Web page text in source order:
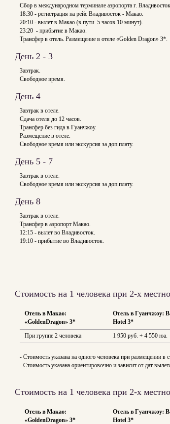
Сбор в международном терминале аэропорта г.
18:30 - регистрация на рейс Владивосток - Макао.
20:10 - вылет в Макао (в пути 5 часов 10 минут).
23:20 - прибытие в Макао.
Трансфер в отель. Размещение в отеле «Golden Dragon» 3*.
День 2 - 3
Завтрак.
Свободное время.
День 4
Завтрак в отеле.
Сдача отеля до 12 часов.
Трансфер без гида в Гуанчжоу.
Размещение в отеле.
Свободное время или экскурсия за доп.плату.
День 5 - 7
Завтрак в отеле.
Свободное время или экскурсия за доп.плату.
День 8
Завтрак в отеле.
Трансфер в аэропорт Макао.
12:15 - вылет во Владивосток.
19:10 - прибытие во Владивосток.
Стоимость на 1 человека при 2-х
Отель в Макао:
«GoldenDragon» 3*
Отель в Гуанчжоу:
Hotel 3*
При группе 2 человека
1 950 руб. + 4 550 юа.
- Стоимость указана на одного человека при размещении в
- Стоимость указана ориентировочно и зависит от дат
Стоимость на 1 человека при 2-х
Отель в Макао:
«GoldenDragon» 3*
Отель в Гуанчжоу:
Hotel 3*